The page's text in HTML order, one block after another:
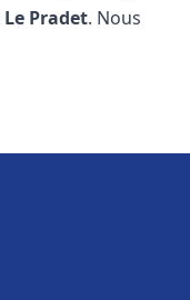
Le Pradet. Nous